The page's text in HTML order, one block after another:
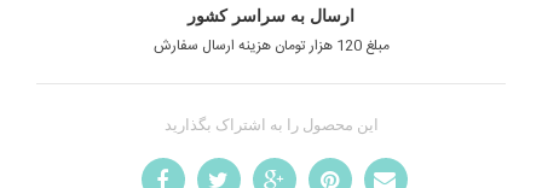
ارسال به سراسر کشور
مبلغ 120 هزار تومان هزینه ارسال سفارش
این محصول را به اشتراک بگذارید